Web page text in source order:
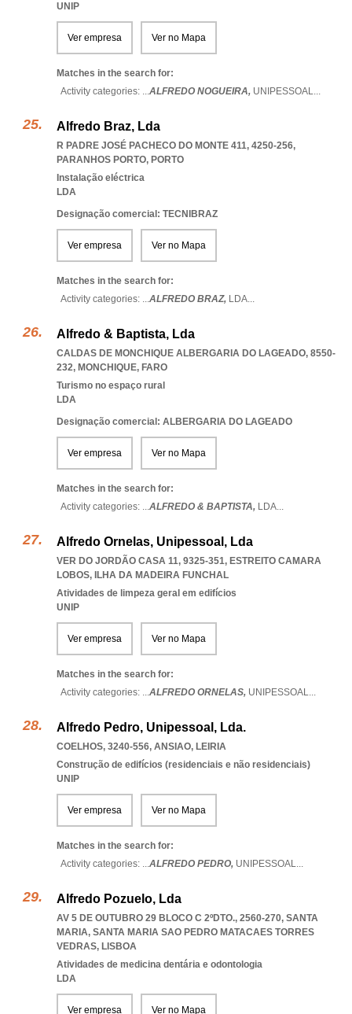
UNIP
Ver empresa Ver no Mapa
Matches in the search for:
Activity categories: ...ALFREDO NOGUEIRA, UNIPESSOAL...
Alfredo Braz, Lda
R PADRE JOSÉ PACHECO DO MONTE 411, 4250-256,
PARANHOS PORTO, PORTO
Instalação eléctrica
LDA
Designação comercial: TECNIBRAZ
Ver empresa Ver no Mapa
Matches in the search for:
Activity categories: ...ALFREDO BRAZ, LDA...
Alfredo & Baptista, Lda
CALDAS DE MONCHIQUE ALBERGARIA DO LAGEADO, 8550-
232, MONCHIQUE, FARO
Turismo no espaço rural
LDA
Designação comercial: ALBERGARIA DO LAGEADO
Ver empresa Ver no Mapa
Matches in the search for:
Activity categories: ...ALFREDO & BAPTISTA, LDA...
Alfredo Ornelas, Unipessoal, Lda
VER DO JORDÃO CASA 11, 9325-351, ESTREITO CAMARA
LOBOS, ILHA DA MADEIRA FUNCHAL
Atividades de limpeza geral em edifícios
UNIP
Ver empresa Ver no Mapa
Matches in the search for:
Activity categories: ...ALFREDO ORNELAS, UNIPESSOAL...
Alfredo Pedro, Unipessoal, Lda.
COELHOS, 3240-556, ANSIAO, LEIRIA
Construção de edifícios (residenciais e não residenciais)
UNIP
Ver empresa Ver no Mapa
Matches in the search for:
Activity categories: ...ALFREDO PEDRO, UNIPESSOAL...
Alfredo Pozuelo, Lda
AV 5 DE OUTUBRO 29 BLOCO C 2ºDTO., 2560-270, SANTA
MARIA, SANTA MARIA SAO PEDRO MATACAES TORRES
VEDRAS, LISBOA
Atividades de medicina dentária e odontologia
LDA
Ver empresa Ver no Mapa